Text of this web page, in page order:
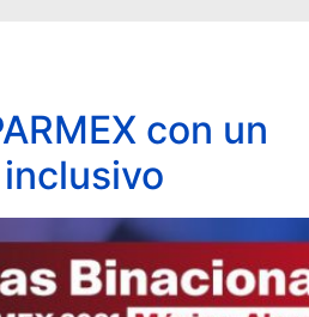
con un